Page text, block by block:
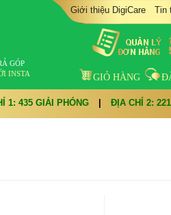
GÓP
INSTA
Giới thiệu DigiCare Tin
GIỎ HÀNG
1: 435 GIẢI PHÓNG ĐỊA CHỈ 2: